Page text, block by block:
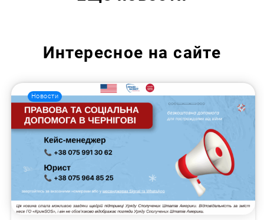
Интересное на сайте
Новости